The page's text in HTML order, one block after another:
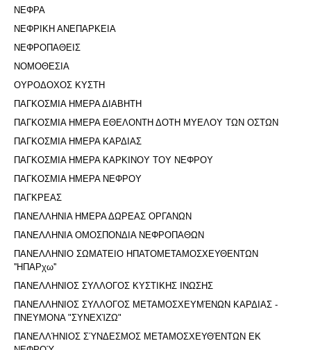
ΝΕΦΡΑ
ΝΕΦΡΙΚΗ ΑΝΕΠΑΡΚΕΙΑ
ΝΕΦΡΟΠΑΘΕΙΣ
ΝΟΜΟΘΕΣΙΑ
ΟΥΡΟΔΟΧΟΣ ΚΥΣΤΗ
ΠΑΓΚΟΣΜΙΑ ΗΜΕΡΑ ΔΙΑΒΗΤΗ
ΠΑΓΚΟΣΜΙΑ ΗΜΕΡΑ ΕΘΕΛΟΝΤΗ ΔΟΤΗ ΜΥΕΛΟΥ ΤΩΝ ΟΣΤΩΝ
ΠΑΓΚΟΣΜΙΑ ΗΜΕΡΑ ΚΑΡΔΙΑΣ
ΠΑΓΚΟΣΜΙΑ ΗΜΕΡΑ ΚΑΡΚΙΝΟΥ ΤΟΥ ΝΕΦΡΟΥ
ΠΑΓΚΟΣΜΙΑ ΗΜΕΡΑ ΝΕΦΡΟΥ
ΠΑΓΚΡΕΑΣ
ΠΑΝΕΛΛΗΝΙΑ ΗΜΕΡΑ ΔΩΡΕΑΣ ΟΡΓΑΝΩΝ
ΠΑΝΕΛΛΗΝΙΑ ΟΜΟΣΠΟΝΔΙΑ ΝΕΦΡΟΠΑΘΩΝ
ΠΑΝΕΛΛΗΝΙΟ ΣΩΜΑΤΕΙΟ ΗΠΑΤΟΜΕΤΑΜΟΣΧΕΥΘΕΝΤΩΝ
''ΗΠΑΡχω''
ΠΑΝΕΛΛΗΝΙΟΣ ΣΥΛΛΟΓΟΣ ΚΥΣΤΙΚΗΣ ΙΝΩΣΗΣ
ΠΑΝΕΛΛΗΝΙΟΣ ΣΥΛΛΟΓΟΣ ΜΕΤΑΜΟΣΧΕΥΜΈΝΩΝ ΚΑΡΔΙΑΣ -
ΠΝΕΥΜΟΝΑ "ΣΥΝΕΧΊΖΩ"
ΠΑΝΕΛΛΉΝΙΟΣ ΣΎΝΔΕΣΜΟΣ ΜΕΤΑΜΟΣΧΕΥΘΈΝΤΩΝ ΕΚ